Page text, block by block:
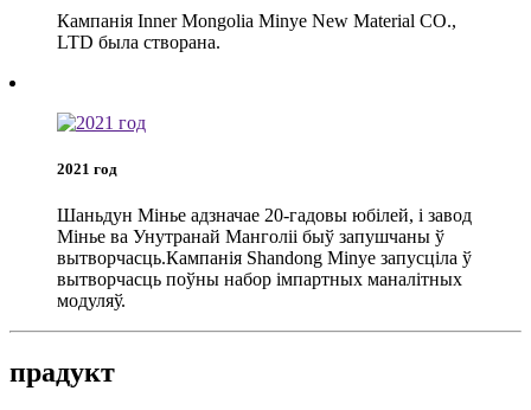
Кампанія Inner Mongolia Minye New Material CO.,
LTD была створана.
2021 год
Шаньдун Мінье адзначае 20-гадовы юбілей, і завод
Мінье ва Унутранай Манголіі быў запушчаны ў
вытворчасць.Кампанія Shandong Minye запусціла ў
вытворчасць поўны набор імпартных маналітных
модуляў.
прадукт